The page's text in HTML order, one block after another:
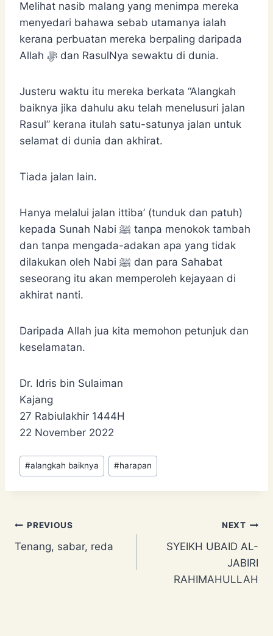
Melihat nasib malang yang menimpa mereka
menyedari bahawa sebab utamanya ialah
kerana perbuatan mereka berpaling daripada
Allah ﷻ dan RasulNya sewaktu di dunia.
Justeru waktu itu mereka berkata “Alangkah
baiknya jika dahulu aku telah menelusuri jalan
Rasul” kerana itulah satu-satunya jalan untuk
selamat di dunia dan akhirat.
Tiada jalan lain.
Hanya melalui jalan ittiba’ (tunduk dan patuh)
kepada Sunah Nabi ﷺ tanpa menokok tambah
dan tanpa mengada-adakan apa yang tidak
dilakukan oleh Nabi ﷺ dan para Sahabat
seseorang itu akan memperoleh kejayaan di
akhirat nanti.
Daripada Allah jua kita memohon petunjuk dan
keselamatan.
Dr. Idris bin Sulaiman
Kajang
27 Rabiulakhir 1444H
22 November 2022
Post
Tags:
#alangkah baiknya #harapan
Post
navigation
PREVIOUS
Tenang, sabar, reda
NEXT
SYEIKH UBAID AL-
JABIRI
RAHIMAHULLAH